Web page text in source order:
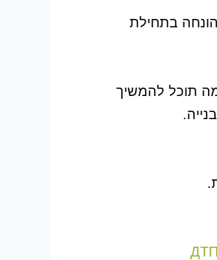
בתחילת
תוכל להמשיך